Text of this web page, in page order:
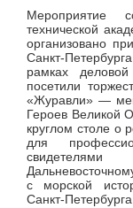
Мероприятие
технической
организовано
Санкт-
рамках
посетили
«Журавли» —
Героев Великой
круглом столе о
для
с морской
Санкт‑Петербурга.